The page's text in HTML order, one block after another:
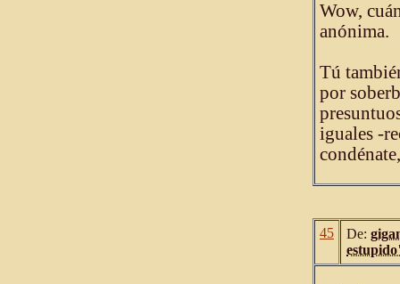
Wow,
anónima.
Tú
por
iguales -
45 De: